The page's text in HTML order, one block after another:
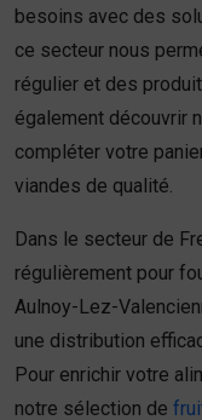
besoins avec des
ce secteur nous
régulier et des
également découvrir
compléter votre
viandes de qualité.
Dans le secteur de
régulièrement pour
Aulnoy-Lez-
une distribution
Pour enrichir votre
notre sélection de